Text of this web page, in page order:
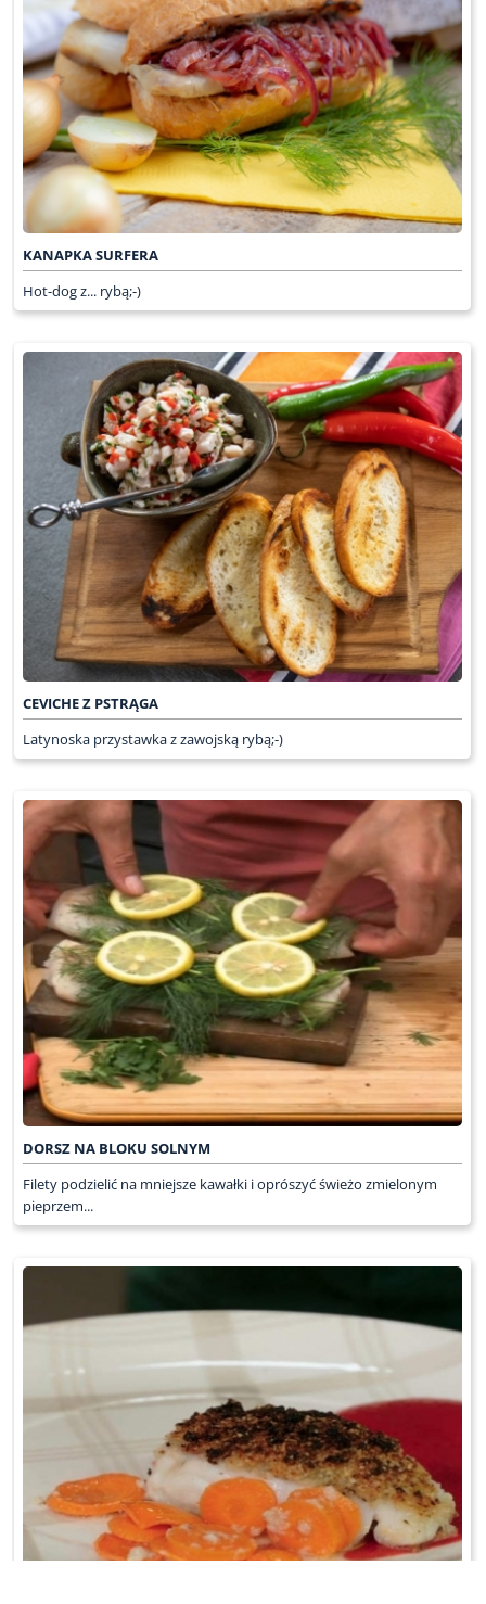
KANAPKA SURFERA
Hot-dog z... rybą;-)
CEVICHE Z PSTRĄGA
Latynoska przystawka z zawojską rybą;-)
DORSZ NA BLOKU SOLNYM
Filety podzielić na mniejsze kawałki i oprószyć świeżo zmielonym
pieprzem...